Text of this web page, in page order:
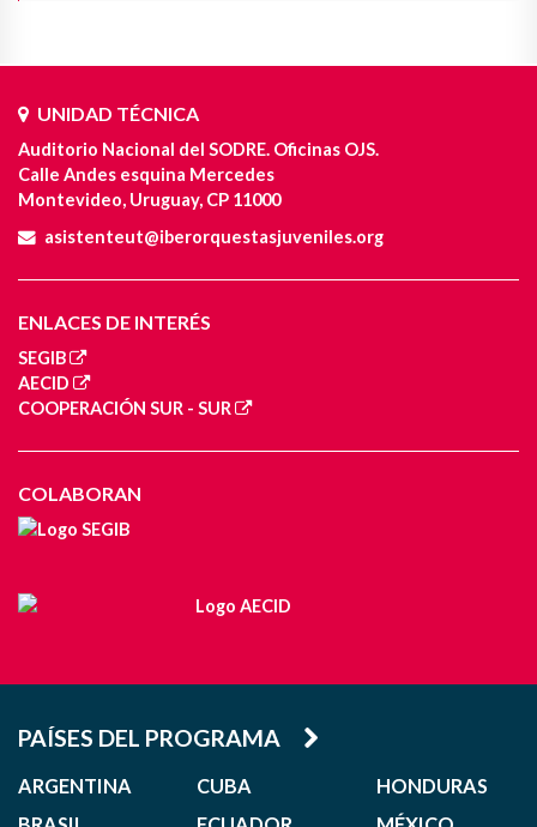
UNIDAD TÉCNICA
Auditorio Nacional del SODRE. Oficinas OJS.
Calle Andes esquina Mercedes
Montevideo, Uruguay, CP 11000
asistenteut@iberorquestasjuveniles.org
ENLACES DE INTERÉS
SEGIB
AECID
COOPERACIÓN SUR - SUR
COLABORAN
PAÍSES DEL PROGRAMA
ARGENTINA
CUBA
HONDURAS